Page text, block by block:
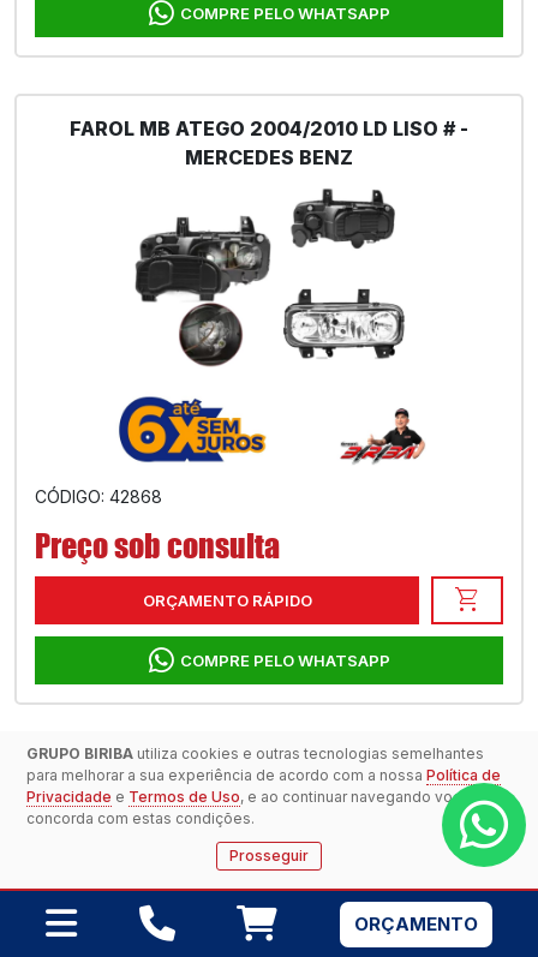
GRUPO BIRIBA utiliza cookies e outras tecnologias semelhantes
para melhorar a sua experiência de acordo com a nossa Política de
Privacidade e Termos de Uso, e ao continuar navegando você
concorda com estas condições.
Prosseguir
COMPRE PELO WHATSAPP
FAROL MB ATEGO 2004/2010 LD LISO # -
MERCEDES BENZ
CÓDIGO: 42868
Preço sob consulta
ORÇAMENTO RÁPIDO shopping_cart
COMPRE PELO WHATSAPP
FAROL MB ATEGO 2006/2010 LE LISO # -
MERCEDES BENZ
ORÇAMENTO